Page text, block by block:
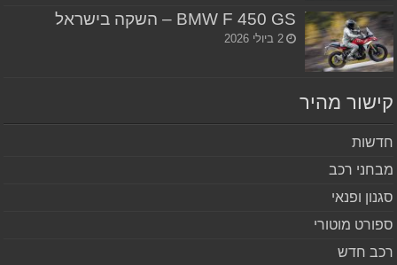
BMW F 450 GS – השקה בישראל
2 ביולי 2026
מהיר
רכב
ופנאי
מוטורי
חדש